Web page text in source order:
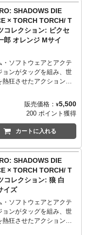
TORCH OFFICIAL
https://torchtorch.jp/
ズ （69cm／52cm／46cm
）
（73cm／55cm／50cm
）
ズ （77cm／58cm／
24cm）
イズ （84cm／68cm／
26cm）
のみ 綿90%、ポリエステ
5.6oz ヘビーウェイトボ
TORCH OFFICIAL
https://torchtorch.jp/
プさとは裏腹に、なんと8
シルクスクリーンを使用
まった謎の豪華仕様。
しっかりとした厚みの5.6
を採用。着心地が良く、
っても型崩れしづらく風
出るのが特徴です。
ズ（着丈／身幅／肩幅／袖
（65cm／49cm／42cm
）
）
（73cm／55cm／50cm
）
ズ （77cm／58cm／
24cm）
イズ （84cm／68cm／
26cm）
SHADOWS DIE
× TORCH TORCH/ T
コレクション: ピクセ
郎 オレンジ Mサイ
・ソフトウェアとアクテ
ョンがタッグを組み、世
熱狂させたアクション・
SHADOWS DIE
』。「TORCH TORCH」
ラボレーションTシャツが
す！
TORCHが、葦名弦一郎
シルクスクリーンを使用
まった謎の豪華仕様。
しっかりとした厚みの5.6
を採用。着心地が良く、
っても型崩れしづらく風
出るのが特徴です。
販売価格： ¥5,500
200 ポイント獲得
カートに入れる
SHADOWS DIE
× TORCH TORCH/ T
コレクション: 狼 白
イズ
・ソフトウェアとアクテ
ョンがタッグを組み、世
熱狂させたアクション・